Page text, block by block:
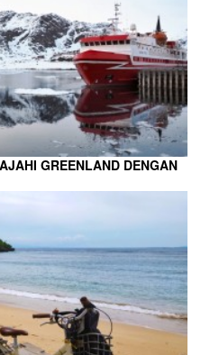
GREENLAND DENGAN